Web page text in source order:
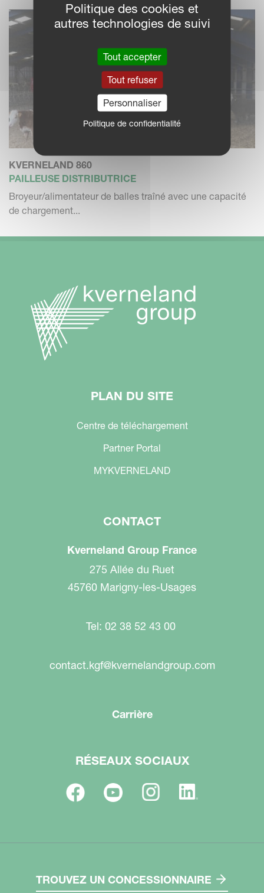
KVERNELAND 860
PAILLEUSE DISTRIBUTRICE
Broyeur/alimentateur de balles traîné avec une capacité
de chargement...
PLAN DU SITE
Centre de téléchargement
Partner Portal
MYKVERNELAND
CONTACT
Kverneland Group France
275 Allée du Ruet
45760 Marigny-les-Usages
Tel: 02 38 52 43 00
contact.kgf@kvernelandgroup.com
Carrière
RÉSEAUX SOCIAUX
TROUVEZ UN CONCESSIONNAIRE
Politique des cookies et
autres technologies de suivi
Tout accepter
Tout refuser
Personnaliser
Politique de confidentialité